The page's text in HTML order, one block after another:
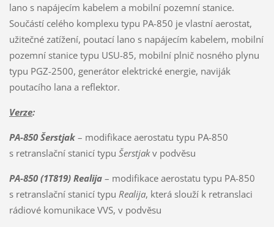
lano s napájecím kabelem a mobilní pozemní stanice.
Součástí celého komplexu typu PA-850 je vlastní aerostat,
užitečné zatížení, poutací lano s napájecím kabelem, mobilní
pozemní stanice typu USU-85, mobilní plnič nosného plynu
typu PGZ-2500, generátor elektrické energie, naviják
poutacího lana a reflektor.
Verze:
PA-850 Šerstjak– modifikace aerostatu typu PA-850
s retranslační stanicí typu Šerstjakv podvěsu
PA-850 (1T819) Realija– modifikace aerostatu typu PA-850
s retranslační stanicí typu Realija, která slouží k retranslaci
rádiové komunikace VVS, v podvěsu